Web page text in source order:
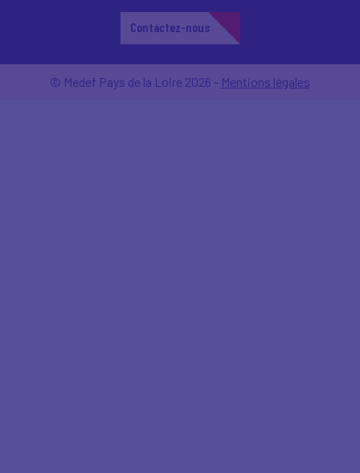
Contactez-nous
© Medef Pays de la Loire 2026 - Mentions légales